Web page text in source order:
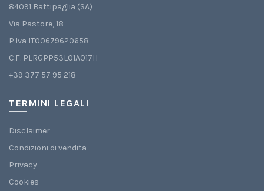
84091 Battipaglia (SA)
Via Pastore, 18
P.Iva IT00679620658
C.F. PLRGPP53L01A017H
+39 377 57 95 218
TERMINI LEGALI
Disclaimer
Condizioni di vendita
Privacy
Cookies